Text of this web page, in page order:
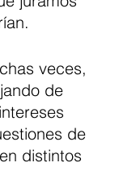
veces,
de
de
distintos